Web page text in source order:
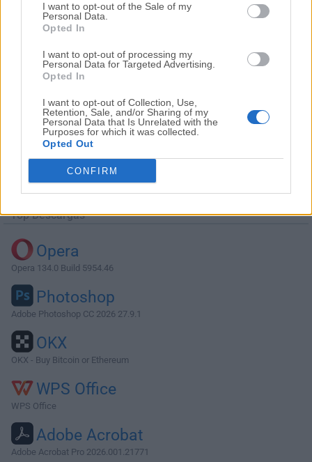
I want to opt-out of the Sale of my
Personal Data.
Opted In
I want to opt-out of processing my
Personal Data for Targeted Advertising.
Opted In
I want to opt-out of Collection, Use,
Retention, Sale, and/or Sharing of my
Personal Data that Is Unrelated with the
Purposes for which it was collected.
Opted Out
CONFIRM
Descargar Plex Media Server 1.40.3.8555
¿Por qué se publica esta aplicación en FileHorse? (
información)
Top Descargas
Opera
Opera 134.0 Build 5954.46
Photoshop
Adobe Photoshop CC 2026 27.9.1
OKX
OKX - Buy Bitcoin or Ethereum
WPS Office
WPS Office
Adobe Acrobat
Adobe Acrobat Pro 2026.001.21771